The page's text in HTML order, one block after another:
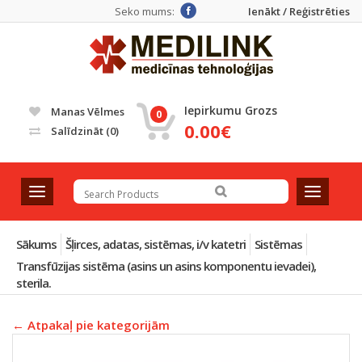
Ienākt / Reģistrēties
Seko mums:
Manas Vēlmes
Salīdzināt (0)
0 Iepirkumu Grozs
0.00€
T
o
g
g
e
n
v
T
o
g
e
n
Sākums Šļirces, adatas, sistēmas, i/v katetri Sistēmas
Transfūzijas sistēma (asins un asins komponentu ievadei),
sterila.
← Atpakaļ pie kategorijām